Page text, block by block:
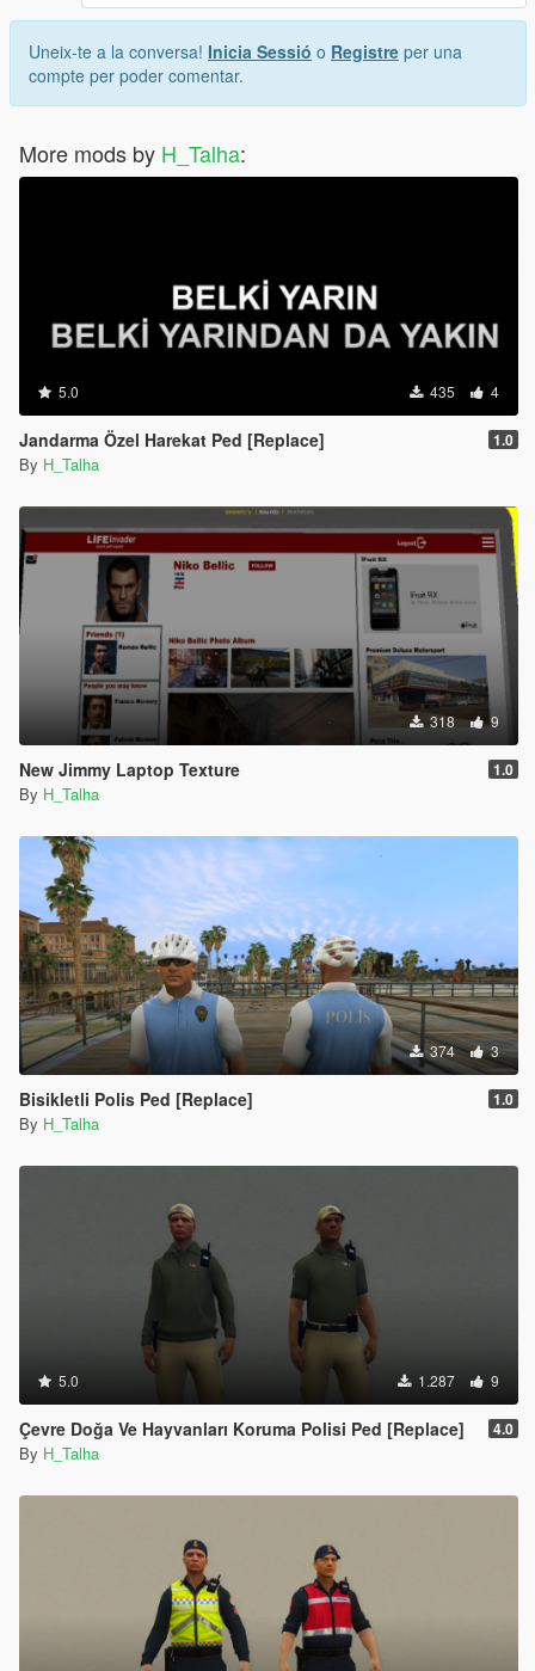
Uneix-te a la conversa! Inicia Sessió o Registre per una
compte per poder comentar.
More mods by H_Talha:
5.0 435 4
Jandarma Özel Harekat Ped [Replace] 1.0
By H_Talha
318 9
New Jimmy Laptop Texture 1.0
By H_Talha
374 3
Bisikletli Polis Ped [Replace] 1.0
By H_Talha
5.0 1.287 9
Çevre Doğa Ve Hayvanları Koruma Polisi Ped [Replace] 4.0
By H_Talha